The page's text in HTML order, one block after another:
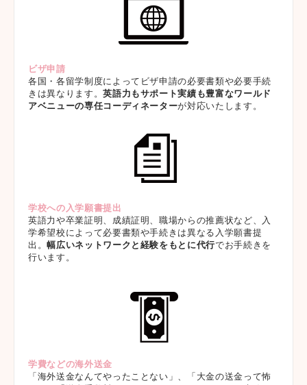
ビザ申請
各国・各留学制度によってビザ申請の必要書類や必要手続
きは異なります。英語力もサポート実績も豊富なワールド
アベニューの専任コーディネーターが対応いたします。
学校への入学願書提出
英語力や卒業証明、成績証明、職場からの推薦状など、入
学希望校によって必要書類や手続きは異なる入学願書提
出。幅広いネットワークと経験をもとに代行でお手続きを
行います。
学費などの海外送金
「海外送金なんてやったことない」、「大金の送金って怖